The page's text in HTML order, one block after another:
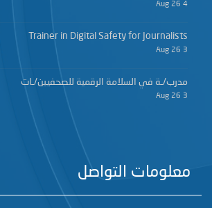
4 Aug 26
Trainer in Digital Safety for Journalists
3 Aug 26
مدرب/ـة في السلامة الرقمية للصحفيين/ـات
3 Aug 26
معلومات التواصل